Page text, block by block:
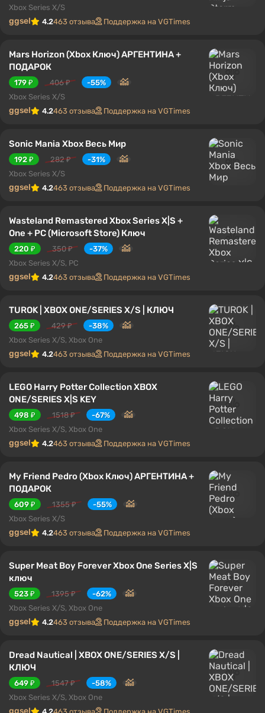
Xbox Series X/S
ggsel 4.2463 отзыва Поддержка на VGTimes
Mars Horizon (Xbox Ключ) АРГЕНТИНА +
ПОДАРОК
179 ₽ 406 ₽
-55%
Xbox Series X/S
ggsel 4.2463 отзыва Поддержка на VGTimes
Sonic Mania Xbox Весь Мир
192 ₽ 282 ₽
-31%
Xbox Series X/S
ggsel 4.2463 отзыва Поддержка на VGTimes
Wasteland Remastered Xbox Series X|S +
One + PC (Microsoft Store) Ключ
220 ₽ 350 ₽
-37%
Xbox Series X/S, PC
ggsel 4.2463 отзыва Поддержка на VGTimes
TUROK | XBOX ONE/SERIES X/S | КЛЮЧ
265 ₽ 429 ₽
-38%
Xbox Series X/S, Xbox One
ggsel 4.2463 отзыва Поддержка на VGTimes
LEGO Harry Potter Collection XBOX
ONE/SERIES X|S KEY
498 ₽ 1518 ₽
-67%
Xbox Series X/S, Xbox One
ggsel 4.2463 отзыва Поддержка на VGTimes
My Friend Pedro (Xbox Ключ) АРГЕНТИНА +
ПОДАРОК
609 ₽ 1355 ₽
-55%
Xbox Series X/S
ggsel 4.2463 отзыва Поддержка на VGTimes
Super Meat Boy Forever Xbox One Series X|S
ключ
523 ₽ 1395 ₽
-62%
Xbox Series X/S, Xbox One
ggsel 4.2463 отзыва Поддержка на VGTimes
Dread Nautical | XBOX ONE/SERIES X/S |
КЛЮЧ
649 ₽ 1547 ₽
-58%
Xbox Series X/S, Xbox One
ggsel